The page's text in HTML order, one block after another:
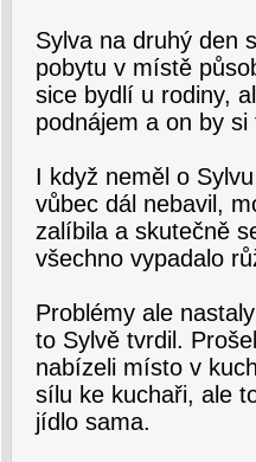
Sylva na druhý den
pobytu v místě
sice bydlí u rodiny,
podnájem a on by
I když neměl o
vůbec dál nebavil,
zalíbila a skutečně
všechno vypadalo
Problémy ale
to Sylvě tvrdil.
nabízeli místo v
sílu ke kuchaři, ale
jídlo sama.